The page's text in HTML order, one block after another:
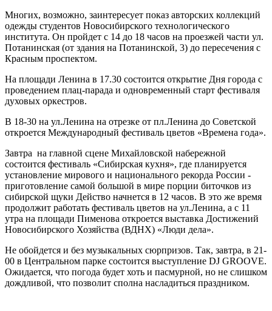
Многих, возможно, заинтересует показ авторских коллекций
одежды студентов Новосибирского технологического
института. Он пройдет с 14 до 18 часов на проезжей части ул.
Потанинская (от здания на Потанинской, 3) до пересечения с
Красным проспектом.
На площади Ленина в 17.30 состоится открытие Дня города с
проведением плац-парада и одновременный старт фестиваля
духовых оркестров.
В 18-30 на ул.Ленина на отрезке от пл.Ленина до Советской
откроется Международный фестиваль цветов «Времена года».
Завтра на главной сцене Михайловской набережной
состоится фестиваль «Сибирская кухня», где планируется
установление мирового и национального рекорда России -
приготовление самой большой в мире порции биточков из
сибирской щуки Действо начнется в 12 часов. В это же время
продолжит работать фестиваль цветов на ул.Ленина, а с 11
утра на площади Пименова откроется выставка Достижений
Новосибирского Хозяйства (ВДНХ) «Люди дела».
Не обойдется и без музыкальных сюрпризов. Так, завтра, в 21-
00 в Центральном парке состоится выступление DJ GROOVE.
Ожидается, что погода будет хоть и пасмурной, но не слишком
дождливой, что позволит сполна насладиться праздником.